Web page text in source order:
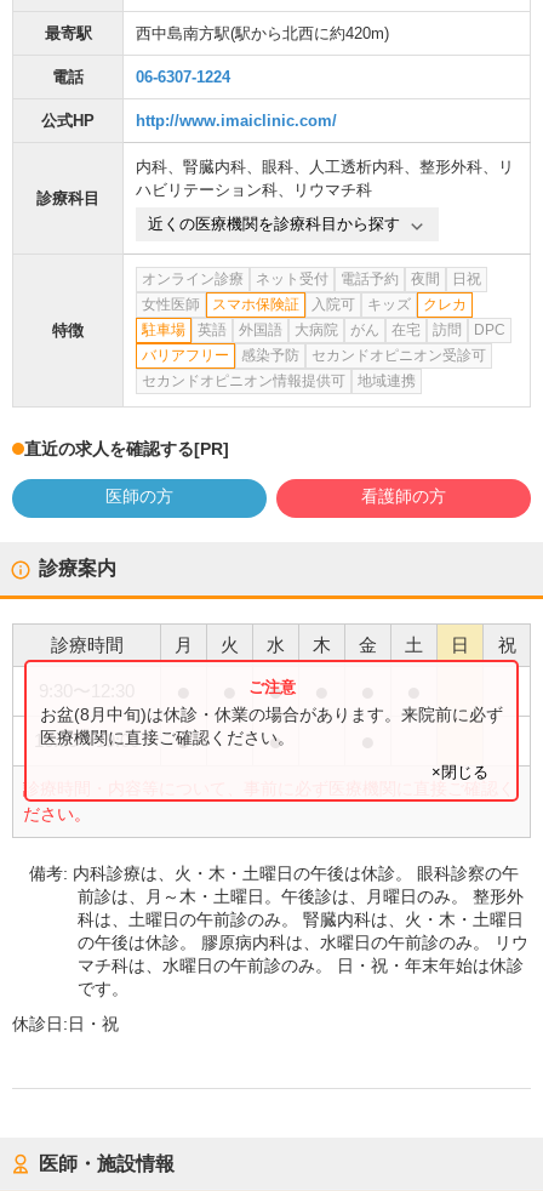
最寄駅 西中島南方駅(駅から北西に約420m)
電話 06-6307-1224
公式HP http://www.imaiclinic.com/
診療科目
内科、 腎臓内科、 眼科、 人工透析内科、 整形外科、
リ
ハビリテーション科、
リウマチ科
近くの医療機関を診療科目から探す
特徴
オンライン診療 ネット受付 電話予約 夜間
日祝
女性医師
スマホ保険証 入院可 キッズ
クレカ
駐車場
英語 外国語 大病院 がん 在宅 訪問
DPC
バリアフリー
感染予防
セカンドオピニオン受診可
セカンドオピニオン情報提供可
地域連携
直近の求人を確認する[PR]
医師の方 看護師の方
診療案内
診療時間 月 火 水 木 金 土 日 祝
●
16:30〜19:00 ● ●
診療時間・内容等について、事前に必ず医療機関に直接ご確認く
ださい。
お盆(8月中旬)は休診・休業の場合があります。来院前に必ず
医療機関に直接ご確認ください。
×閉じる
備考: 内科診療は、火・木・土曜日の午後は休診。 眼科診察の午
前診は、月～木・土曜日。午後診は、月曜日のみ。 整形外
科は、土曜日の午前診のみ。 腎臓内科は、火・木・土曜日
の午後は休診。 膠原病内科は、水曜日の午前診のみ。 リウ
マチ科は、水曜日の午前診のみ。 日・祝・年末年始は休診
です。
休診日:日・祝
医師・施設情報